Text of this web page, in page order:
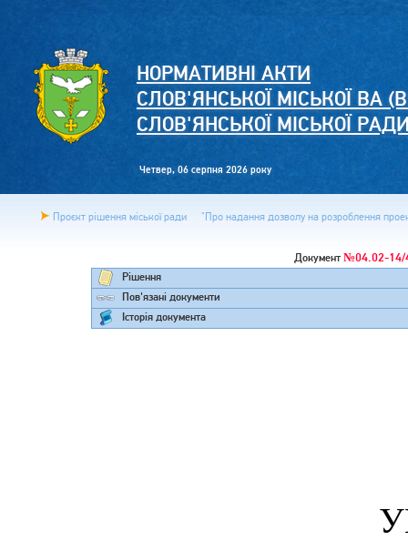
НОРМАТИВНІ АКТИ
СЛОВ'ЯНСЬКОЇ МІСЬКОЇ ВА
СЛОВ'ЯНСЬКОЇ МІСЬКОЇ
Четвер, 06 серпня 2026 року
Проєкт рішення міської ради "Про надання дозволу на розроблення
Документ №04.02-14/
Рішення
Пов'язані документи
Історія документа